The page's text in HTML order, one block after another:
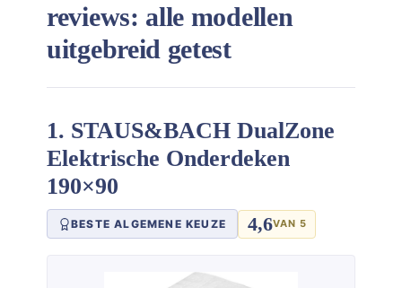
reviews: alle modellen
uitgebreid getest
1. STAUS&BACH DualZone
Elektrische Onderdeken
190×90
BESTE ALGEMENE KEUZE 4,6VAN 5